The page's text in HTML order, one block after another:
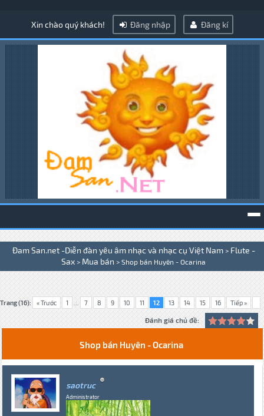
Xin chào quý khách! Đăng nhập Đăng kí
Đam San.net -Diễn đàn yêu âm nhạc và nhạc cụ Việt Nam > Flute -
Sax > Mua bán > Shop bán Huyên - Ocarina
Trang (16): « Trước 1 ... 7 8 9 10 11 12 13 14 15 16 Tiếp »
Đánh giá chủ đề:
Shop bán Huyên - Ocarina
saotruc
Administrator